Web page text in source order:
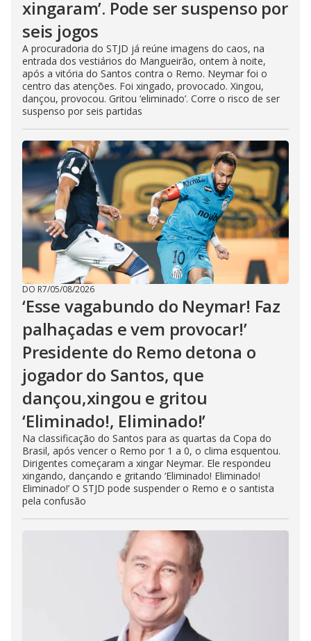
xingaram’. Pode ser suspenso por
seis jogos
A procuradoria do STJD já reúne imagens do caos, na
entrada dos vestiários do Mangueirão, ontem à noite,
após a vitória do Santos contra o Remo. Neymar foi o
centro das atenções. Foi xingado, provocado. Xingou,
dançou, provocou. Gritou ‘eliminado’. Corre o risco de ser
suspenso por seis partidas
DO R7/05/08/2026
‘Esse vagabundo do Neymar! Faz
palhaçadas e vem provocar!’
Presidente do Remo detona o
jogador do Santos, que
dançou,xingou e gritou
‘Eliminado!, Eliminado!’
Na classificação do Santos para as quartas da Copa do
Brasil, após vencer o Remo por 1 a 0, o clima esquentou.
Dirigentes começaram a xingar Neymar. Ele respondeu
xingando, dançando e gritando ‘Eliminado! Eliminado!
Eliminado!’ O STJD pode suspender o Remo e o santista
pela confusão